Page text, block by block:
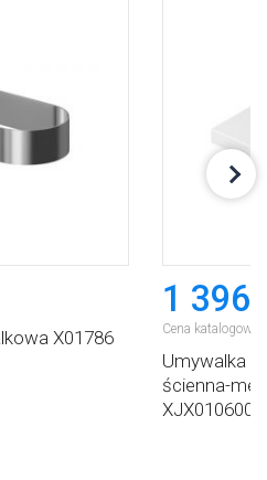
X01786
1 396
Cena katalogowa:
Umywalka
ścienna-